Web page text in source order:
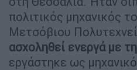
πολιτικός μηχανικός
Μετσόβιου
ασχοληθεί ενεργά με
εργάστηκε ως